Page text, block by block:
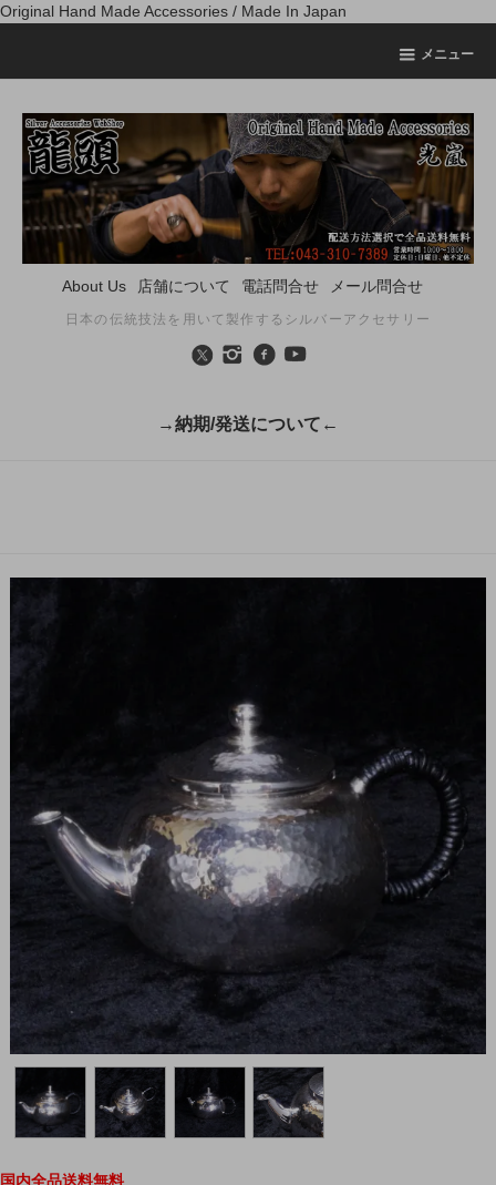
Original Hand Made Accessories / Made In Japan
メニュー
About Us 店舗について 電話問合せ メール問合せ
日本の伝統技法を用いて製作するシルバーアクセサリー
→納期/発送について←
国内全品送料無料